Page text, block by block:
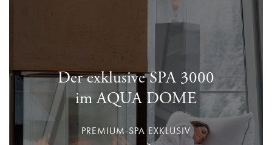
Der exklusive SPA 3000
im AQUA DOME
PREMIUM-SPA EXKLUSIV